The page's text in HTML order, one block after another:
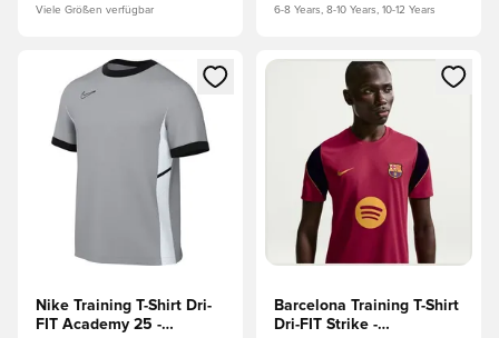
Viele Größen verfügbar 6-8 Years, 8-10 Years, 10-12 Years
Öffnet ein Fenster zum Anmelden oder Registrieren als
Nike Training T-Shirt Dri-
FIT Academy 25 -
Öffnet ein Fenster zum
Barcelona Training T-Shirt
Dri-FIT Strike -